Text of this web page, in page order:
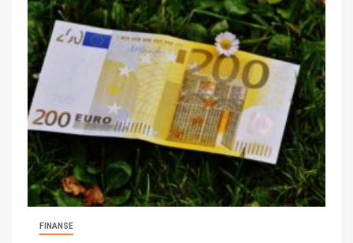
FINANSE